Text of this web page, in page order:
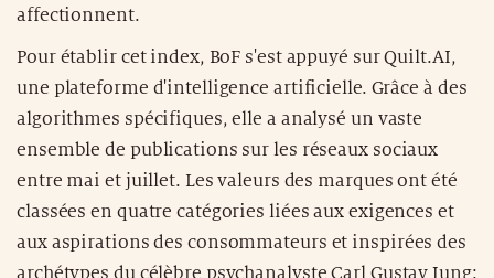
affectionnent.
Pour établir cet index, BoF s'est appuyé sur Quilt.AI,
une plateforme d'intelligence artificielle. Grâce à des
algorithmes spécifiques, elle a analysé un vaste
ensemble de publications sur les réseaux sociaux
entre mai et juillet. Les valeurs des marques ont été
classées en quatre catégories liées aux exigences et
aux aspirations des consommateurs et inspirées des
archétypes du célèbre psychanalyste Carl Gustav Jung: